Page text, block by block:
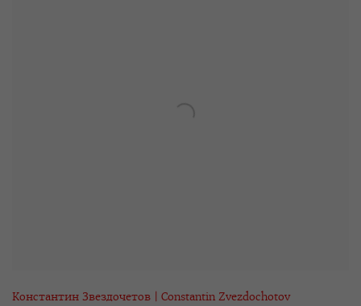
Константин Звездочетов | Constantin Zvezdochotov